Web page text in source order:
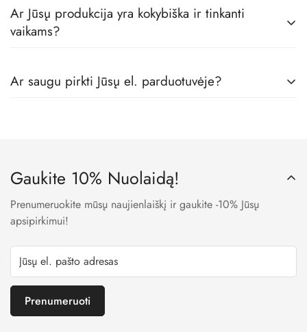
Ar Jūsų produkcija yra kokybiška ir tinkanti
vaikams?
gamintojais, todėl visos prekės pas mus yra skirtos būtent
Ar saugu pirkti Jūsų el. parduotuvėje?
Gaukite 10% Nuolaidą!
Prenumeruokite mūsų naujienlaiškį ir gaukite -10% Jūsų
apsipirkimui!
Prenumeruoti